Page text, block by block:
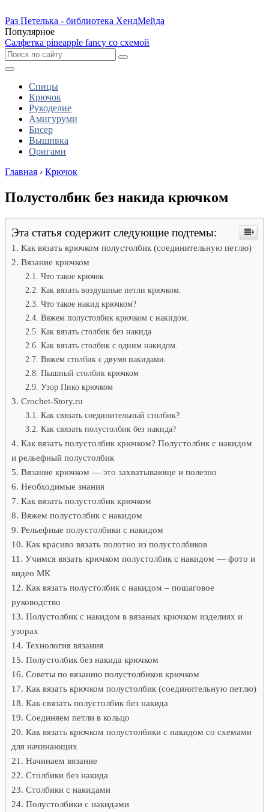
Раз Петелька - библиотека ХендМейда
Популярное
Салфетка pineapple fancy со схемой
Спицы
Крючок
Рукоделие
Амигуруми
Бисер
Вышивка
Оригами
Главная › Крючок
Полустолбик без накида крючком
Эта статья содержит следующие подтемы:
Как вязать крючком полустолбик (соединительную петлю)
Вязание крючком
Что такое крючок
Как вязать воздушные петли крючком.
Что такое накид крючком?
Вяжем полустолбик крючком с накидом.
Как вязать столбик без накида
Как вязать столбик с одним накидом.
Вяжем столбик с двумя накидами.
Пышный столбик крючком
Узор Пико крючком
Crochet-Story.ru
Как связать соединительный столбик?
Как связать полустолбик без накида?
Как вязать полустолбик крючком? Полустолбик с накидом
и рельефный полустолбик
Вязание крючком — это захватывающе и полезно
Необходимые знания
Как вязать полустолбик крючком
Вяжем полустолбик с накидом
Рельефные полустолбики с накидом
Как красиво вязать полотно из полустолбиков
Учимся вязать крючком полустолбик с накидом — фото и
видео МК
Как вязать полустолбик с накидом – пошаговое
руководство
Полустолбик с накидом в вязаных крючком изделиях и
узорах
Технология вязания
Полустолбик без накида крючком
Советы по вязанию полустолбиков крючком
Как вязать крючком полустолбик (соединительную петлю)
Как связать полустолбик без накида
Соединяем петли в кольцо
Как вязать крючком полустолбики с накидом со схемами
для начинающих
Начинаем вязание
Столбики без накида
Столбики с накидами
Полустолбики с накидами